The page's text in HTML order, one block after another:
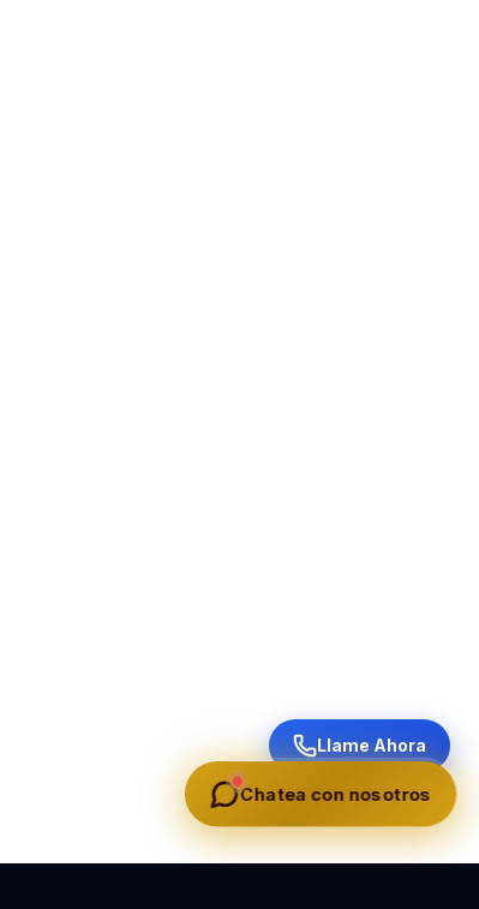
Llame Ahora
Chatea con nosotros